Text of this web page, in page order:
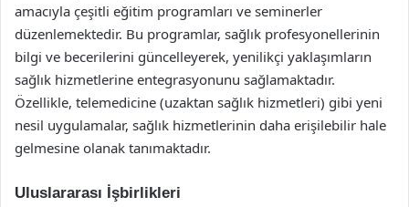
amacıyla çeşitli eğitim programları ve seminerler
düzenlemektedir. Bu programlar, sağlık profesyonellerinin
bilgi ve becerilerini güncelleyerek, yenilikçi yaklaşımların
sağlık hizmetlerine entegrasyonunu sağlamaktadır.
Özellikle, telemedicine (uzaktan sağlık hizmetleri) gibi yeni
nesil uygulamalar, sağlık hizmetlerinin daha erişilebilir hale
gelmesine olanak tanımaktadır.
Uluslararası İşbirlikleri